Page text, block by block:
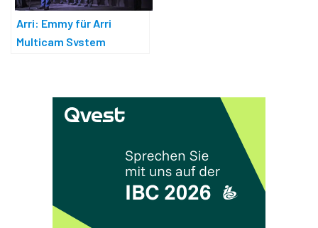
Arri: Emmy für Arri
Multicam System